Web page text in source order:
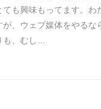
ても興味もってます。
が、ウェブ媒体をやるな
も、むし…